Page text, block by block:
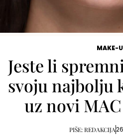
MAKE-
Jeste li
svoju najbolju
uz novi
PIŠE:REDAKCIJA